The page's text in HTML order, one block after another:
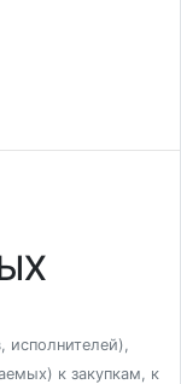
исполнителей),
к закупкам, к